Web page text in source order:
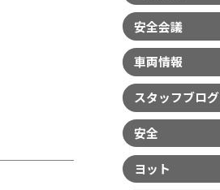
安全会議
車両情報
スタッフブログ
安全
ヨット